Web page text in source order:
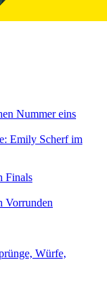
Nummer eins
Emily Scherf im
Finals
Vorrunden
Würfe,